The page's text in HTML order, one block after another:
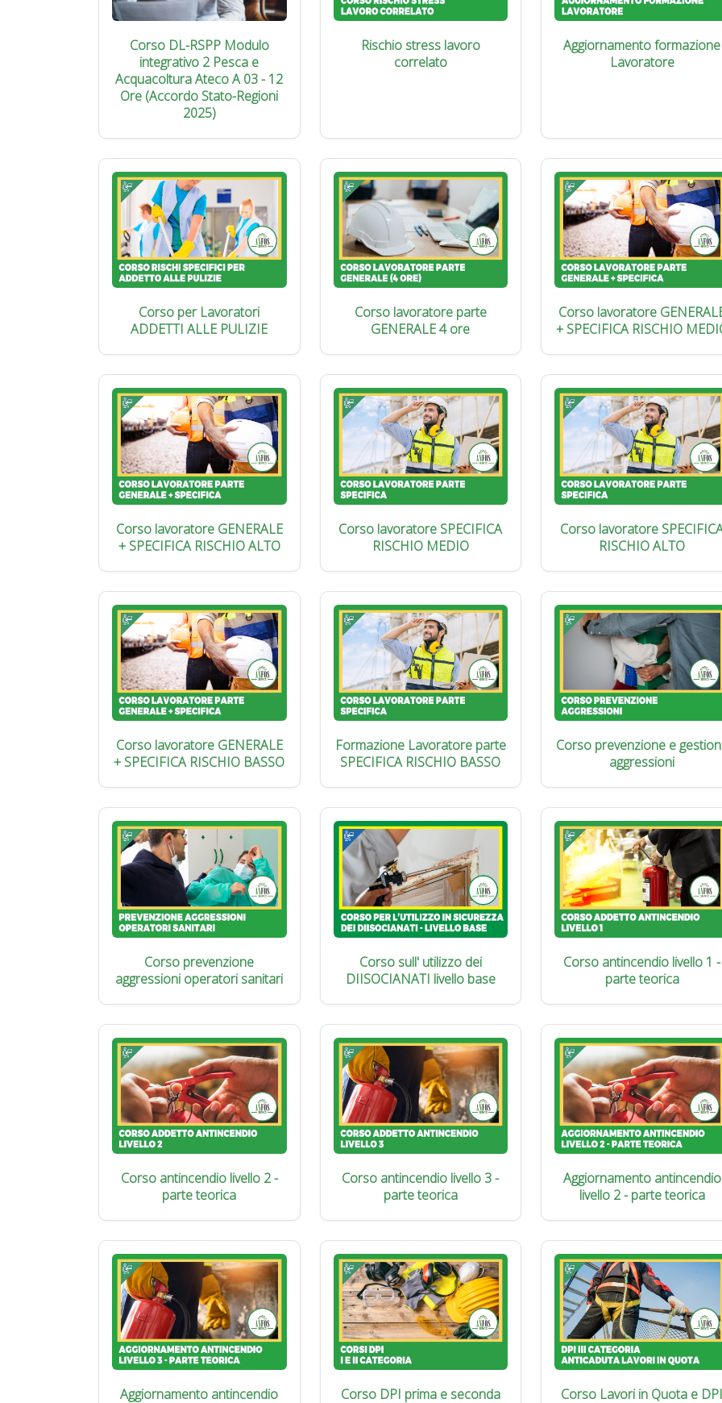
Corso DL-RSPP Modulo
integrativo 2 Pesca e
Acquacoltura Ateco A 03 - 12
Ore (Accordo Stato-Regioni
2025)
Rischio stress lavoro
correlato
Aggiornamento formazione
Lavoratore
Corso per Lavoratori
ADDETTI ALLE PULIZIE
Corso lavoratore parte
GENERALE 4 ore
Corso lavoratore
+ SPECIFICA RISCHIO
Corso lavoratore GENERALE
+ SPECIFICA RISCHIO ALTO
Corso lavoratore SPECIFICA
RISCHIO MEDIO
Corso lavoratore
RISCHIO ALTO
Corso lavoratore GENERALE
+ SPECIFICA RISCHIO BASSO
Formazione Lavoratore parte
SPECIFICA RISCHIO BASSO
Corso prevenzione e
aggressioni
Corso prevenzione
aggressioni operatori sanitari
Corso sull' utilizzo dei
DIISOCIANATI livello base
Corso antincendio livello 1 -
parte teorica
Corso antincendio livello 2 -
parte teorica
Corso antincendio livello 3 -
parte teorica
Aggiornamento antincendio
livello 2 - parte teorica
Aggiornamento antincendio
Corso DPI prima e seconda
Corso Lavori in Quota e